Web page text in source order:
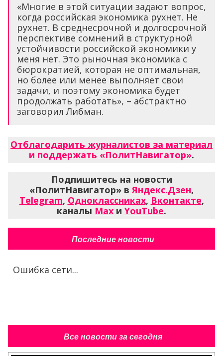
«Многие в этой ситуации задают вопрос,
когда российская экономика рухнет. Не
рухнет. В среднесрочной и долгосрочной
перспективе сомнений в структурной
устойчивости российской экономики у
меня нет. Это рыночная экономика с
бюрократией, которая не оптимальная,
но более или менее выполняет свои
задачи, и поэтому экономика будет
продолжать работать», – абстрактно
заговорил Либман.
Отблагодарить журналистов за материал
и поддержать «ПолитНавигатор».
Подпишитесь на новости
«ПолитНавигатор» вЯндекс.Дзен,
Telegram, Одноклассниках, Вконтакте,
каналы Max и YouTube.
Последние новости
Ошибка сети...
Все новости за сегодня